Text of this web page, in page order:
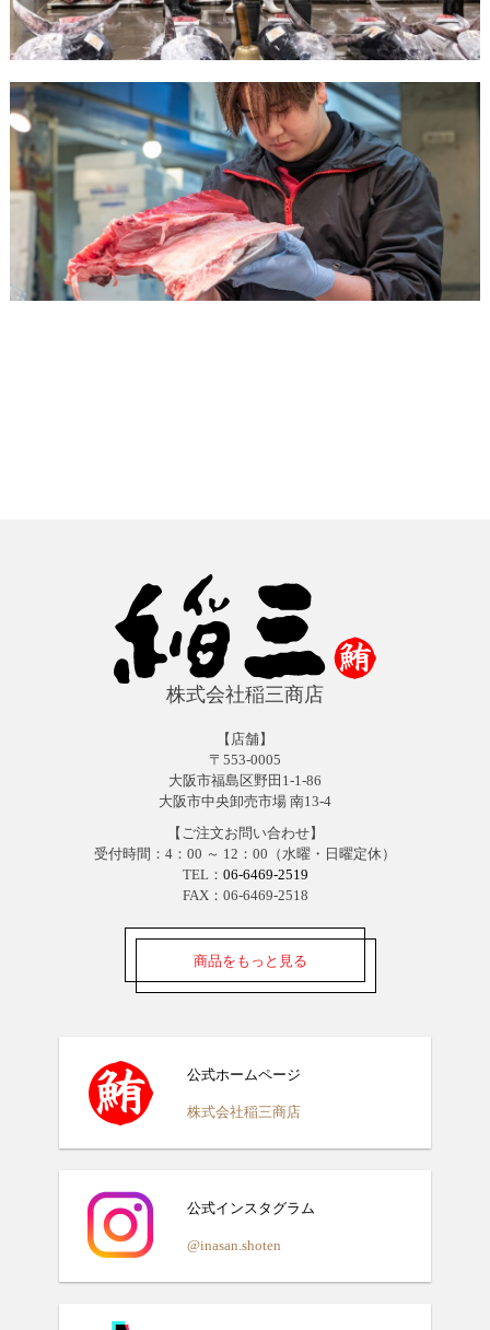
株式会社稲三商店
【店舗】
〒553-0005
大阪市福島区野田1-1-86
大阪市中央卸売市場 南13-4
【ご注文お問い合わせ】
受付時間：4：00 ～ 12：00（水曜・日曜定休）
TEL： 06-6469-2519
FAX：06-6469-2518
商品をもっと見る
公式ホームページ
株式会社稲三商店
公式インスタグラム
@inasan.shoten